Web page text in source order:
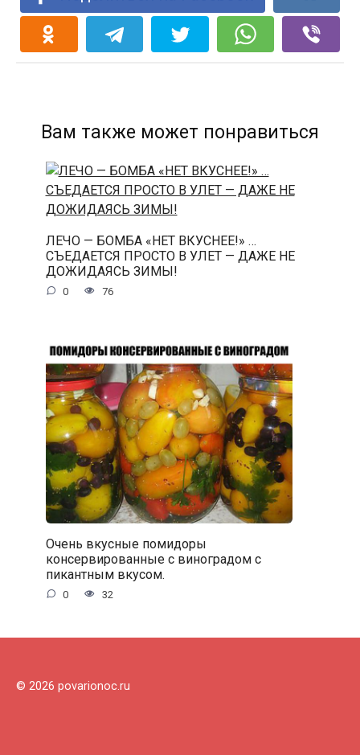
Вам также может понравиться
ЛЕЧО — БОМБА «НЕТ ВКУСНЕЕ!» …
СЪЕДАЕТСЯ ПРОСТО В УЛЕТ — ДАЖЕ НЕ
ДОЖИДАЯСЬ ЗИМЫ!
0 76
Очень вкусные помидоры
консервированные с виноградом с
пикантным вкусом.
0 32
© 2026 povarionoc.ru